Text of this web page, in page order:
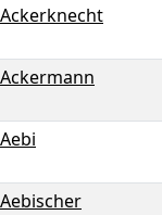
Ackerknecht
Ackermann
Aebi
Aebischer